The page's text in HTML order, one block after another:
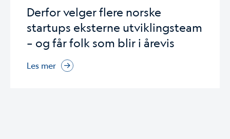
Derfor velger flere norske
startups eksterne utviklingsteam
– og får folk som blir i årevis
Les mer